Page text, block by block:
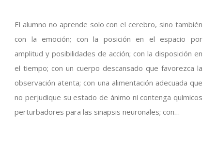
El alumno no aprende solo con el cerebro, sino también
con la emoción; con la posición en el espacio por
amplitud y posibilidades de acción; con la disposición en
el tiempo; con un cuerpo descansado que favorezca la
observación atenta; con una alimentación adecuada que
no perjudique su estado de ánimo ni contenga químicos
perturbadores para las sinapsis neuronales; con…